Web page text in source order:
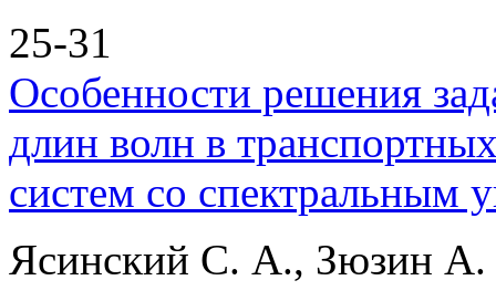
25-31
Особенности решения
длин волн в
систем со спектральным
Ясинский С. А., Зюзин